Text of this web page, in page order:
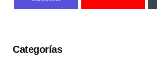
Categorías